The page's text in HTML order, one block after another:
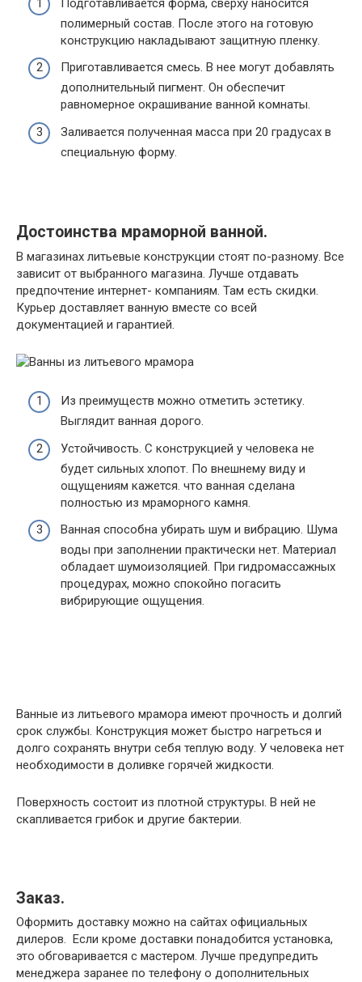
Подготавливается форма, сверху наносится
полимерный состав. После этого на готовую
конструкцию накладывают защитную пленку.
Приготавливается смесь. В нее могут добавлять
дополнительный пигмент. Он обеспечит
равномерное окрашивание ванной комнаты.
Заливается полученная масса при 20 градусах в
специальную форму.
Достоинства мраморной ванной.
В магазинах литьевые конструкции стоят по-разному. Все
зависит от выбранного магазина. Лучше отдавать
предпочтение интернет- компаниям. Там есть скидки.
Курьер доставляет ванную вместе со всей
документацией и гарантией.
Из преимуществ можно отметить эстетику.
Выглядит ванная дорого.
Устойчивость. С конструкцией у человека не
будет сильных хлопот. По внешнему виду и
ощущениям кажется. что ванная сделана
полностью из мраморного камня.
Ванная способна убирать шум и вибрацию. Шума
воды при заполнении практически нет. Материал
обладает шумоизоляцией. При гидромассажных
процедурах, можно спокойно погасить
вибрирующие ощущения.
Ванные из литьевого мрамора имеют прочность и долгий
срок службы. Конструкция может быстро нагреться и
долго сохранять внутри себя теплую воду. У человека нет
необходимости в доливке горячей жидкости.
Поверхность состоит из плотной структуры. В ней не
скапливается грибок и другие бактерии.
Заказ.
Оформить доставку можно на сайтах официальных
дилеров. Если кроме доставки понадобится установка,
это обговаривается с мастером. Лучше предупредить
менеджера заранее по телефону о дополнительных